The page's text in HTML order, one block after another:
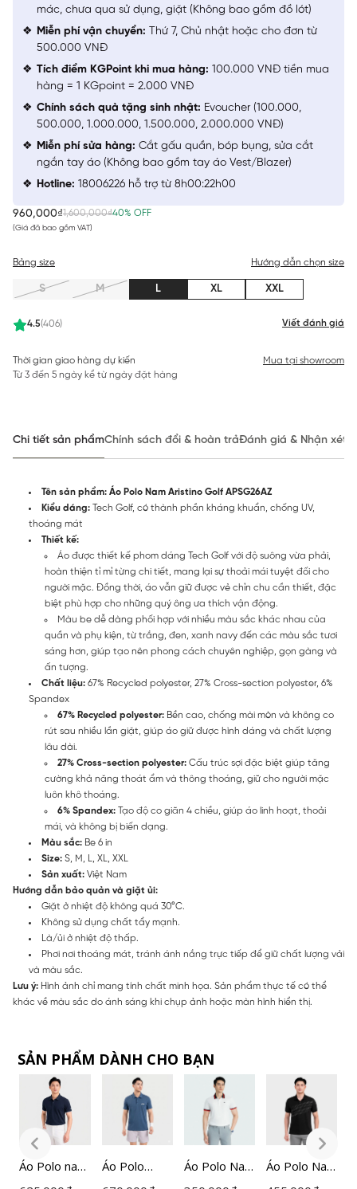
960,000₫1,600,000₫40% OFF
(Giá đã bao gồm VAT)
4.5(406) Viết đánh giá
Bảng size Hướng dẫn chọn size
S M L XL XXL
Thời gian giao hàng dự kiến
Từ 3 đến 5 ngày kể từ ngày đặt hàng
Mua tại showroom
mác, chưa qua sử dụng, giặt (Không bao gồm đồ lót)
Miễn phí vận chuyển: Thứ 7, Chủ nhật hoặc cho đơn từ
500.000 VNĐ
Tích điểm KGPoint khi mua hàng: 100.000 VNĐ tiền mua
hàng = 1 KGpoint = 2.000 VNĐ
Chính sách quà tặng sinh nhật: Evoucher (100.000,
500.000, 1.000.000, 1.500.000, 2.000.000 VNĐ)
Miễn phí sửa hàng: Cắt gấu quần, bóp bụng, sửa cắt
ngắn tay áo (Không bao gồm tay áo Vest/Blazer)
Hotline: 18006226 hỗ trợ từ 8h00:22h00
Chi tiết sản phẩmChính sách đổi & hoàn trảĐánh giá & Nhận xét
Tên sản phẩm: Áo Polo Nam Aristino Golf APSG26AZ
Kiểu dáng: Tech Golf, có thành phần kháng khuẩn, chống UV,
thoáng mát
Thiết kế:
Áo được thiết kế phom dáng Tech Golf với độ suông vừa phải,
hoàn thiện tỉ mỉ từng chi tiết, mang lại sự thoải mái tuyệt đối cho
người mặc. Đồng thời, áo vẫn giữ được vẻ chỉn chu cần thiết, đặc
biệt phù hợp cho những quý ông ưa thích vận động.
Màu be dễ dàng phối hợp với nhiều màu sắc khác nhau của
quần và phụ kiện, từ trắng, đen, xanh navy đến các màu sắc tươi
sáng hơn, giúp tạo nên phong cách chuyên nghiệp, gọn gàng và
ấn tượng.
Chất liệu: 67% Recycled polyester, 27% Cross-section polyester, 6%
Spandex
67% Recycled polyester: Bền cao, chống mài mòn và không co
rút sau nhiều lần giặt, giúp áo giữ được hình dáng và chất lượng
lâu dài.
27% Cross-section polyester: Cấu trúc sợi đặc biệt giúp tăng
cường khả năng thoát ẩm và thông thoáng, giữ cho người mặc
luôn khô thoáng.
6% Spandex: Tạo độ co giãn 4 chiều, giúp áo linh hoạt, thoải
mái, và không bị biến dạng.
Màu sắc: Be 6 in
Size: S, M, L, XL, XXL
Sản xuất: Việt Nam
Hướng dẫn bảo quản và giặt ủi:
Giặt ở nhiệt độ không quá 30°C.
Không sử dụng chất tẩy mạnh.
Là/ủi ở nhiệt độ thấp.
Phơi nơi thoáng mát, tránh ánh nắng trực tiếp để giữ chất lượng vải
và màu sắc.
Lưu ý: Hình ảnh chỉ mang tính chất minh họa. Sản phẩm thực tế có thể
khác về màu sắc do ánh sáng khi chụp ảnh hoặc màn hình hiển thị.
SẢN PHẨM DÀNH CHO BẠN
Áo Polo nam
ngắn tay
Áo Polo
ngắn tay
Áo Polo Nam
Insidemen
Áo Polo Nam
Đen